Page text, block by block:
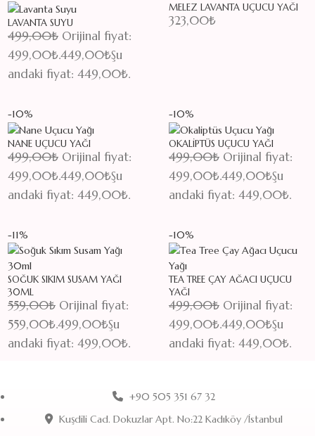
LAVANTA SUYU
499,00₺ Orijinal fiyat:
499,00₺.449,00₺Şu
andaki fiyat: 449,00₺.
MELEZ LAVANTA UÇUCU YAĞI
323,00₺
-10%
NANE UÇUCU YAĞI
499,00₺ Orijinal fiyat:
499,00₺.449,00₺Şu
andaki fiyat: 449,00₺.
-10%
OKALIPTÜS UÇUCU YAĞI
499,00₺ Orijinal fiyat:
499,00₺.449,00₺Şu
andaki fiyat: 449,00₺.
-11%
SOĞUK SIKIM SUSAM YAĞI
30ML
559,00₺ Orijinal fiyat:
559,00₺.499,00₺Şu
andaki fiyat: 499,00₺.
-10%
TEA TREE ÇAY AĞACI UÇUCU
YAĞI
499,00₺ Orijinal fiyat:
499,00₺.449,00₺Şu
andaki fiyat: 449,00₺.
+90 505 351 67 32
Kuşdili Cad. Dokuzlar Apt. No:22 Kadıköy /İstanbul